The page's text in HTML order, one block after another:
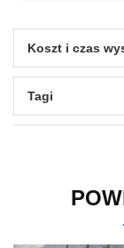
Koszt i czas
Tagi